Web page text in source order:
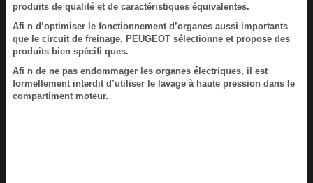
produits de qualité et de caractéristiques équivalentes.
Afi n d’optimiser le fonctionnement d’organes aussi importants
que le circuit de freinage, PEUGEOT sélectionne et propose des
produits bien spécifi ques.
Afi n de ne pas endommager les organes électriques, il est
formellement interdit d’utiliser le lavage à haute pression dans le
compartiment moteur.